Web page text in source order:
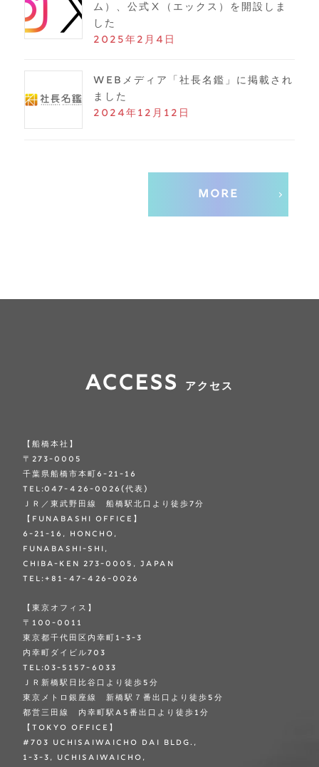
ム）、公式Ⅹ（エックス）を開設しま
した
2025年2月4日
WEBメディア「社長名鑑」に掲載され
ました
2024年12月12日
MORE
ACCESS アクセス
【船橋本社】
〒273-0005
千葉県船橋市本町6-21-16
TEL:047-426-0026(代表)
ＪＲ／東武野田線 船橋駅北口より徒歩7分
【FUNABASHI OFFICE】
6-21-16, Honcho,
Funabashi-shi,
Chiba-ken 273-0005, Japan
TEL:+81-47-426-0026
【東京オフィス】
〒100-0011
東京都千代田区内幸町1-3-3
内幸町ダイビル703
TEL:03-5157-6033
ＪＲ新橋駅日比谷口より徒歩5分
東京メトロ銀座線 新橋駅７番出口より徒歩5分
都営三田線 内幸町駅A5番出口より徒歩1分
【TOKYO OFFICE】
#703 Uchisaiwaicho Dai Bldg.,
1-3-3, Uchisaiwaicho,